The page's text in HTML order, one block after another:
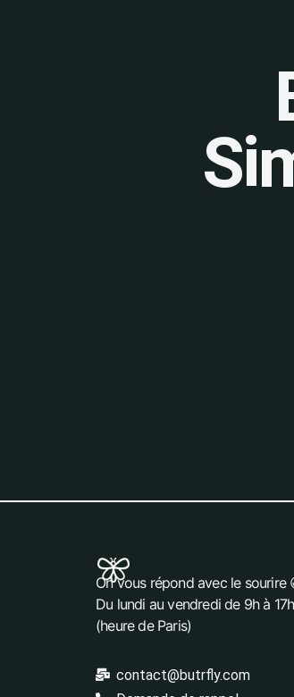
On vous répond avec le sourire
Du lundi au vendredi de 9h à
(heure de Paris)
contact@butrfly.com